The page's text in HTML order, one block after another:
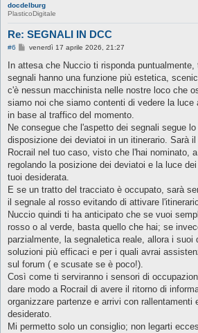
docdelburg
PlasticoDigitale
Re: SEGNALI IN DCC
#6
M
s
a
g
i
o
venerdì 17 aprile 2026, 21:27
In attesa che Nuccio ti risponda
segnali hanno una funzione più estetica,
c'è nessun macchinista nelle nostre loco che
siamo noi che siamo contenti di vedere la luce
in base al traffico del momento.
Ne consegue che l'aspetto dei segnali segue
disposizione dei deviatoi in un itinerario. Sarà
Rocrail nel tuo caso, visto che l'hai nominato,
regolando la posizione dei deviatoi e la luce
tuoi desiderata.
E se un tratto del tracciato è occupato, sarà
il segnale al rosso evitando di attivare
Nuccio quindi ti ha anticipato che se vuoi
rosso o al verde, basta quello che hai; se
parzialmente, la segnaletica reale, allora i suoi
soluzioni più efficaci e per i quali avrai
sul forum ( e scusate se è poco!).
Così come ti serviranno i sensori di
dare modo a Rocrail di avere il ritorno di
organizzare partenze e arrivi con rallentamenti
desiderato.
Mi permetto solo un consiglio; non legarti